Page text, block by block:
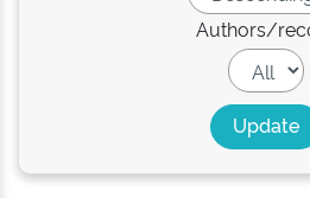
Authors/